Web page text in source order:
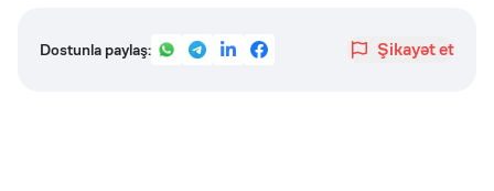
Dostunla paylaş: Şikayət et